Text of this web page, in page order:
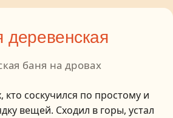
деревенская
баня на дровах
кто соскучился по простому и
вещей. Сходил в горы, устал